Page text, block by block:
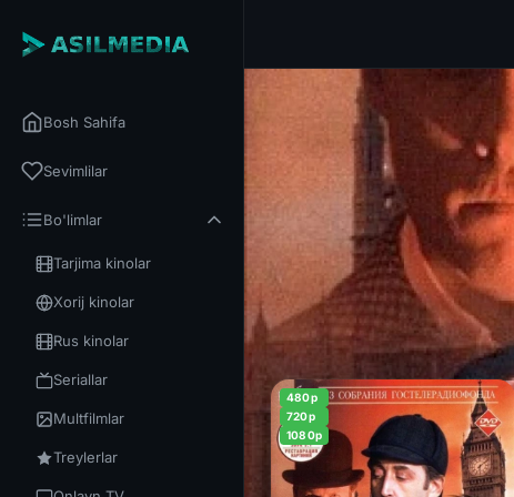
Bosh Sahifa
Sevimlilar
Bo'limlar
Tarjima kinolar
Xorij kinolar
Rus kinolar
Seriallar
Multfilmlar
Treylerlar
480p
720p
1080p